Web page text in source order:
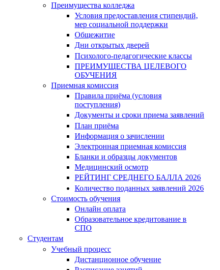
Преимущества колледжа
Условия предоставления стипендий,
мер социальной поддержки
Общежитие
Дни открытых дверей
Психолого-педагогические классы
ПРЕИМУЩЕСТВА ЦЕЛЕВОГО
ОБУЧЕНИЯ
Приемная комиссия
Правила приёма (условия
поступления)
Документы и сроки приема заявлений
План приёма
Информация о зачислении
Электронная приемная комиссия
Бланки и образцы документов
Медицинский осмотр
РЕЙТИНГ СРЕДНЕГО БАЛЛА 2026
Количество поданных заявлений 2026
Стоимость обучения
Онлайн оплата
Образовательное кредитование в
СПО
Студентам
Учебный процесс
Дистанционное обучение